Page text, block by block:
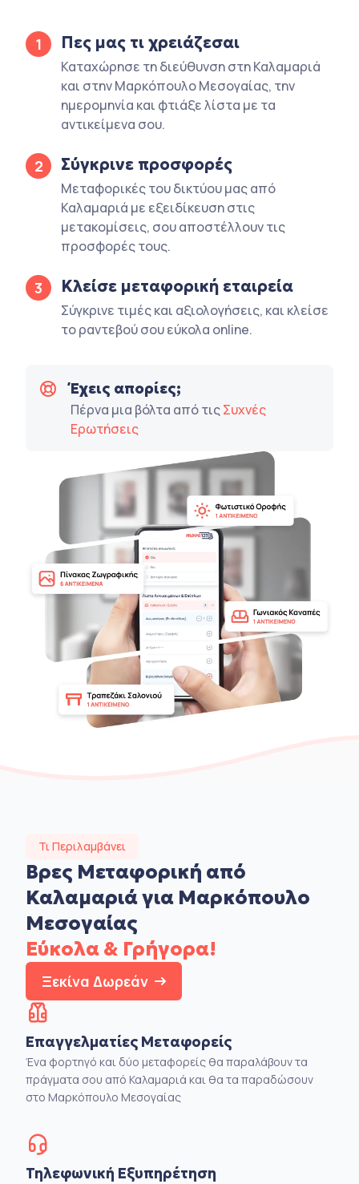
1 Πες μας τι χρειάζεσαι
Καταχώρησε τη διεύθυνση στη Καλαμαριά
και στην Μαρκόπουλο Μεσογαίας, την
ημερομηνία και φτιάξε λίστα με τα
αντικείμενα σου.
2 Σύγκρινε προσφορές
Μεταφορικές του δικτύου μας από
Καλαμαριά με εξειδίκευση στις
μετακομίσεις, σου αποστέλλουν τις
προσφορές τους.
3 Κλείσε μεταφορική εταιρεία
Σύγκρινε τιμές και αξιολογήσεις, και κλείσε
το ραντεβού σου εύκολα online.
Έχεις απορίες;
Πέρνα μια βόλτα από τιςΣυχνές
Ερωτήσεις
Τι Περιλαμβάνει
Βρες Μεταφορική από
Καλαμαριά για Μαρκόπουλο
Μεσογαίας
Εύκολα & Γρήγορα!
Ξεκίνα Δωρεάν
Επαγγελματίες Μεταφορείς
Ένα φορτηγό και δύο μεταφορείς θα παραλάβουν τα
πράγματα σου από Καλαμαριά και θα τα παραδώσουν
στο Μαρκόπουλο Μεσογαίας
Τηλεφωνική Εξυπηρέτηση